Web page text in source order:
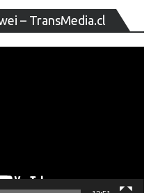
– TransMedia.cl
de